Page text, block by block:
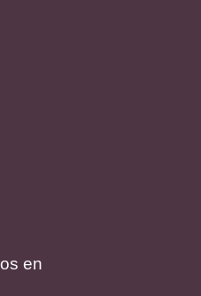
en